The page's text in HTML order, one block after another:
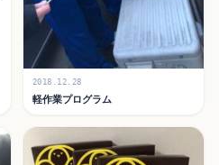
2018.12.28
軽作業プログラム